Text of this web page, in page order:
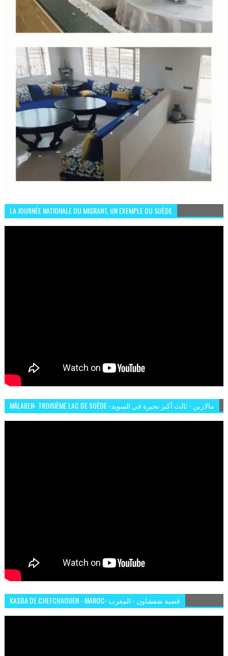
LA JOURNÉE NATIONALE DU MIGRANT, UN EXEMPLE DU SUÈDE
MÄLAREN- TROISIÈME LAC DE SUÈDE -مالارين - ثالث أكبر بحيرة في السويد
KASBA DE CHEFCHAOUEN - MAROC- قصبة شفشاون - المغرب